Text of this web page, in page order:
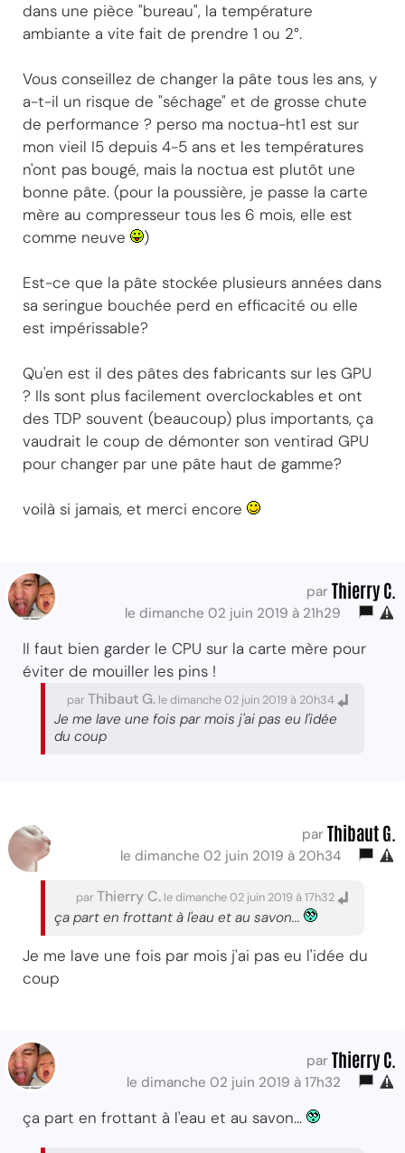
dans une pièce "bureau", la température
ambiante a vite fait de prendre 1 ou 2°.
Vous conseillez de changer la pâte tous les ans, y
a-t-il un risque de "séchage" et de grosse chute
de performance ? perso ma noctua-ht1 est sur
mon vieil I5 depuis 4-5 ans et les températures
n'ont pas bougé, mais la noctua est plutôt une
bonne pâte. (pour la poussière, je passe la carte
mère au compresseur tous les 6 mois, elle est
comme neuve
)
Est-ce que la pâte stockée plusieurs années dans
sa seringue bouchée perd en efficacité ou elle
est impérissable?
Qu'en est il des pâtes des fabricants sur les GPU
? Ils sont plus facilement overclockables et ont
des TDP souvent (beaucoup) plus importants, ça
vaudrait le coup de démonter son ventirad GPU
pour changer par une pâte haut de gamme?
voilà si jamais, et merci encore
par Thierry C.
le dimanche 02 juin 2019 à 21h29
Il faut bien garder le CPU sur la carte mère pour
éviter de mouiller les pins !
parThibaut G. le dimanche 02 juin 2019 à 20h34
Je me lave une fois par mois j'ai pas eu l'idée
du coup
par Thibaut G.
le dimanche 02 juin 2019 à 20h34
parThierry C. le dimanche 02 juin 2019 à 17h32
ça part en frottant à l'eau et au savon...
Je me lave une fois par mois j'ai pas eu l'idée du
coup
par Thierry C.
le dimanche 02 juin 2019 à 17h32
ça part en frottant à l'eau et au savon...